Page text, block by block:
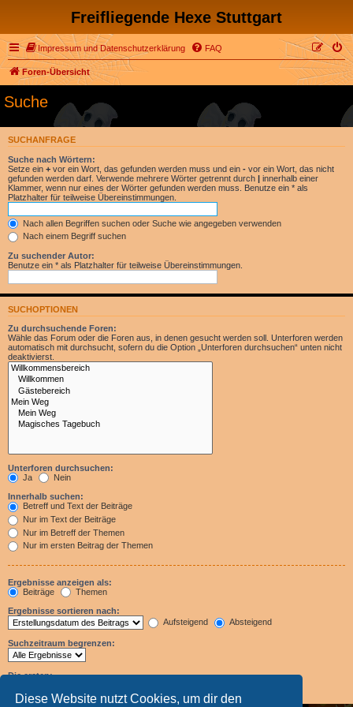
Diese Website nutzt Cookies, um dir den
Freifliegende Hexe Stuttgart
Impressum und Datenschutzerklärung FAQ
Foren-Übersicht
Suche
SUCHANFRAGE
Suche nach Wörtern:
Setze ein + vor ein Wort, das gefunden werden muss und ein - vor ein Wort, das nicht
gefunden werden darf. Verwende mehrere Wörter getrennt durch | innerhalb einer
Klammer, wenn nur eines der Wörter gefunden werden muss. Benutze ein * als
Platzhalter für teilweise Übereinstimmungen.
Nach allen Begriffen suchen oder Suche wie angegeben verwenden
Nach einem Begriff suchen
Zu suchender Autor:
Benutze ein * als Platzhalter für teilweise Übereinstimmungen.
SUCHOPTIONEN
Zu durchsuchende Foren:
Wähle das Forum oder die Foren aus, in denen gesucht werden soll. Unterforen werden
automatisch mit durchsucht, sofern du die Option „Unterforen durchsuchen“ unten nicht
deaktivierst.
Unterforen durchsuchen:
Ja
Nein
Innerhalb suchen:
Betreff und Text der Beiträge
Nur im Text der Beiträge
Nur im Betreff der Themen
Nur im ersten Beitrag der Themen
Ergebnisse anzeigen als:
Beiträge
Themen
Ergebnisse sortieren nach:
Aufsteigend
Absteigend
Suchzeitraum begrenzen:
Die ersten: